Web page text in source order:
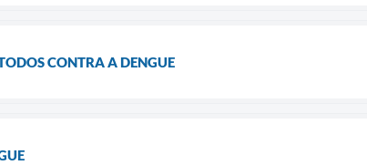
CONTRA A DENGUE